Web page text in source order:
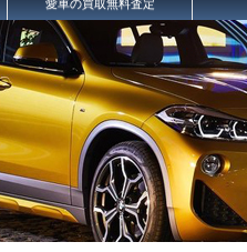
愛車の買取無料査定